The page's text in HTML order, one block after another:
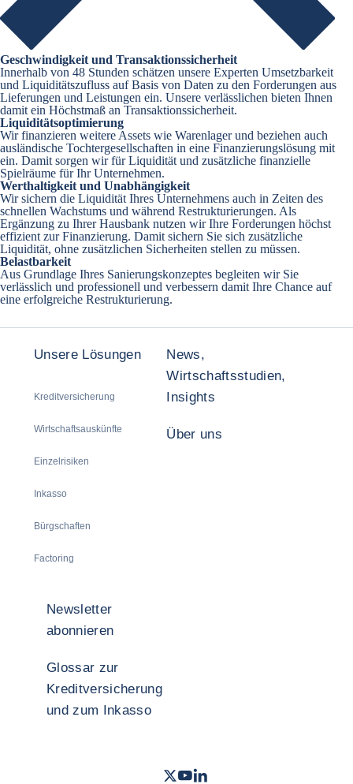
Geschwindigkeit und Transaktionssicherheit
Innerhalb von 48 Stunden schätzen unsere Experten Umsetzbarkeit
und Liquiditätszufluss auf Basis von Daten zu den Forderungen aus
Lieferungen und Leistungen ein. Unsere verlässlichen bieten Ihnen
damit ein Höchstmaß an Transaktionssicherheit.
Liquiditätsoptimierung
Wir finanzieren weitere Assets wie Warenlager und beziehen auch
ausländische Tochtergesellschaften in eine Finanzierungslösung mit
ein. Damit sorgen wir für Liquidität und zusätzliche finanzielle
Spielräume für Ihr Unternehmen.
Werthaltigkeit und Unabhängigkeit
Wir sichern die Liquidität Ihres Unternehmens auch in Zeiten des
schnellen Wachstums und während Restrukturierungen. Als
Ergänzung zu Ihrer Hausbank nutzen wir Ihre Forderungen höchst
effizient zur Finanzierung. Damit sichern Sie sich zusätzliche
Liquidität, ohne zusätzlichen Sicherheiten stellen zu müssen.
Belastbarkeit
Aus Grundlage Ihres Sanierungskonzeptes begleiten wir Sie
verlässlich und professionell und verbessern damit Ihre Chance auf
eine erfolgreiche Restrukturierung.
Unsere Lösungen
Kreditversicherung
Wirtschaftsauskünfte
Einzelrisiken
Inkasso
Bürgschaften
Factoring
News,
Wirtschaftsstudien,
Insights
Über uns
Newsletter
abonnieren
Glossar zur
Kreditversicherung
und zum Inkasso
Twitter- Coface
Youtube Coface Deutschland
LinkedIn